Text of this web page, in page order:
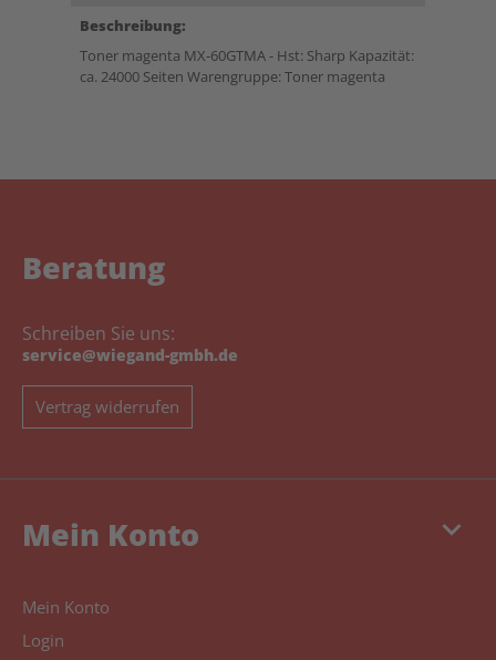
Beschreibung:
Toner magenta MX-60GTMA - Hst: Sharp Kapazität:
ca. 24000 Seiten Warengruppe: Toner magenta
Beratung
Schreiben Sie uns:
service@wiegand-gmbh.de
Vertrag widerrufen
keyboard_arrow_down
Mein Konto
Mein Konto
Login